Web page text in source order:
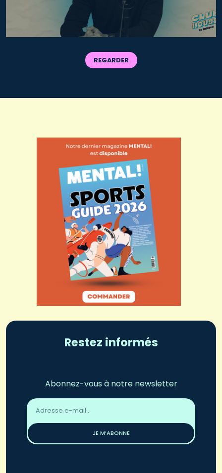
REGARDER
Restez informés
Abonnez-vous à notre newsletter
Adresse
email
JE M’ABONNE